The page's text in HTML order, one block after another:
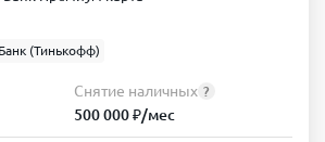
(Тинькофф)
Снятие наличных ?
500 000 ₽/мес